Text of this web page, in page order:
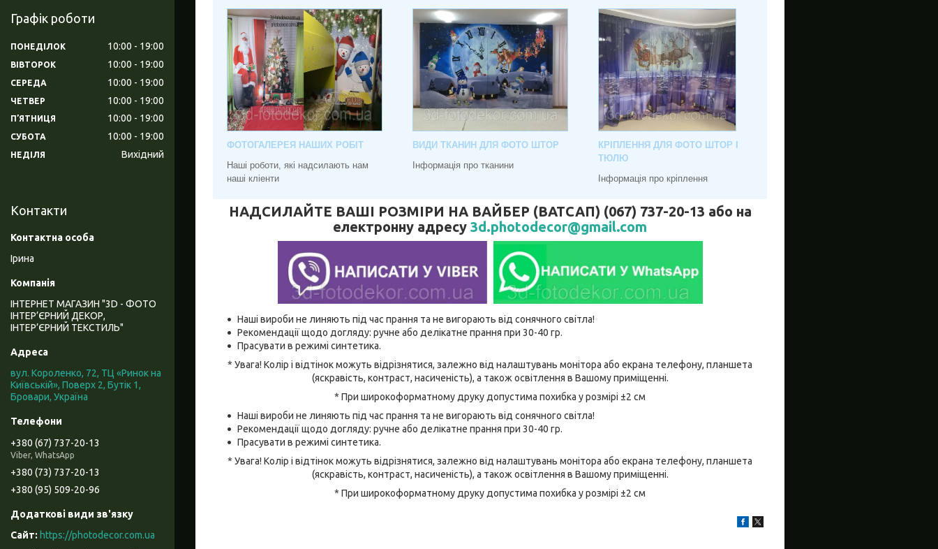
ФОТОГАЛЕРЕЯ НАШИХ РОБІТ
Наші роботи, які надсилають нам
наші кліенти
ВИДИ ТКАНИН ДЛЯ ФОТО ШТОР
Інформація про тканини
КРІПЛЕННЯ ДЛЯ ФОТО ШТОР І
ТЮЛЮ
Інформація про кріплення
НАДСИЛАЙТЕ ВАШІ РОЗМІРИ НА ВАЙБЕР (ВАТСАП) (067) 737-20-13 або на
електронну адресу 3d.photodecor@gmail.com
Наші вироби не линяють під час прання та не вигорають від сонячного світла!
Рекомендації щодо догляду: ручне або делікатне прання при 30-40 гр.
Прасувати в режимі синтетика.
* Увага! Колір і відтінок можуть відрізнятися, залежно від налаштувань монітора або екрана телефону, планшета
(яскравість, контраст, насиченість), а також освітлення в Вашому приміщенні.
* При широкоформатному друку допустима похибка у розмірі ±2 см
Наші вироби не линяють під час прання та не вигорають від сонячного світла!
Рекомендації щодо догляду: ручне або делікатне прання при 30-40 гр.
Прасувати в режимі синтетика.
* Увага! Колір і відтінок можуть відрізнятися, залежно від налаштувань монітора або екрана телефону, планшета
(яскравість, контраст, насиченість), а також освітлення в Вашому приміщенні.
* При широкоформатному друку допустима похибка у розмірі ±2 см
Графік роботи
ПОНЕДІЛОК 10:00 19:00
ВІВТОРОК 10:00 19:00
СЕРЕДА 10:00 19:00
ЧЕТВЕР 10:00 19:00
ПʼЯТНИЦЯ 10:00 19:00
СУБОТА 10:00 19:00
НЕДІЛЯ Вихідний
Контакти
Ірина
ІНТЕРНЕТ МАГАЗИН "3D - ФОТО
ІНТЕР’ЄРНИЙ ДЕКОР,
ІНТЕР’ЄРНИЙ ТЕКСТИЛЬ"
вул. Короленко, 72, ТЦ «Ринок на
Київській», Поверх 2, Бутік 1,
Бровари, Україна
+380 (67) 737-20-13
Viber, WhatsApp
+380 (73) 737-20-13
+380 (95) 509-20-96
https://photodecor.com.ua